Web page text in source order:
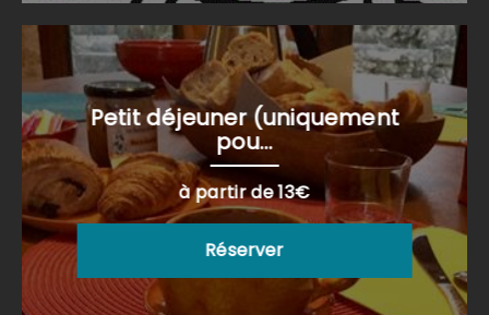
Petit déjeuner (uniquement
pou...
à partir de 13€
Réserver